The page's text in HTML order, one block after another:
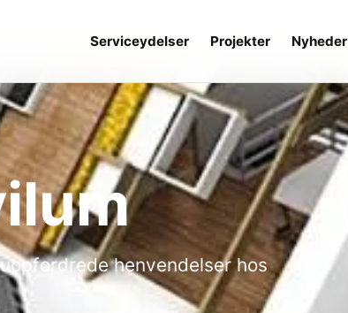
Serviceydelser Projekter Nyheder
henvendelser hos